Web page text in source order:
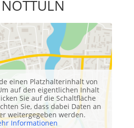
einen Platzhalterinhalt von
auf den eigentlichen Inhalt
Sie auf die Schaltfläche
Sie, dass dabei Daten an
weitergegeben werden.
Informationen